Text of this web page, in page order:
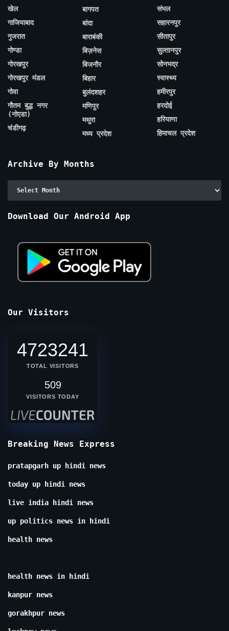
खेल
गाजियाबाद
गुजरात
गोण्डा
गोरखपुर
गोरखपुर मंडल
गोवा
गौतम बुद्ध नगर
(नोएडा)
चंडीगढ़
बागपत
बांदा
बाराबंकी
बिज़नेस
बिजनौर
बिहार
बुलंदशहर
मणिपुर
मथुरा
मध्य प्रदेश
संभल
सहारनपुर
सीतापुर
सुल्तानपुर
सोनभद्र
स्वास्थ्य
हमीरपुर
हरदोई
हरियाणा
हिमाचल प्रदेश
Archive By Months
Download Our Android App
Our Visitors
4723241
TOTAL VISITORS
509
VISITORS TODAY
Breaking News Express
pratapgarh up hindi news
today up hindi news
live india hindi news
up politics news in hindi
health news
health news in hindi
kanpur news
gorakhpur news